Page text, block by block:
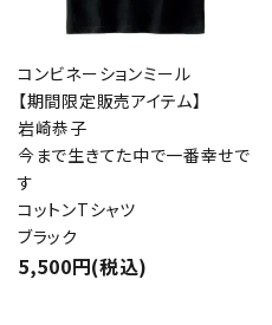
コンビネーションミール
【期間限定販売アイテム】
岩崎恭子
今まで生きてた中で一番幸せで
す
コットンTシャツ
ブラック
5,500円(税込)